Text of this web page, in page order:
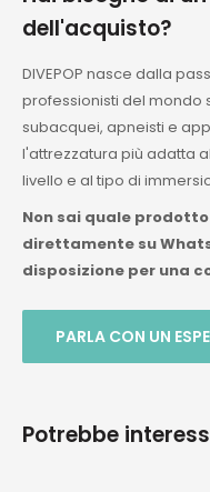
dell'acquisto?
DIVEPOP nasce dalla
professionisti del mondo
subacquei, apneisti e
l'attrezzatura più adatta
livello e al tipo di
Non sai quale
direttamente su
disposizione per una
PARLA CON UN
Potrebbe